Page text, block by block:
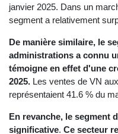
janvier 2025. Dans un
segment a relativement
De manière similaire, le
administrations a connu
témoigne en effet d'une
2025. Les ventes de VN
représentaient 41.6 % du
En revanche, le segment
significative. Ce secteur